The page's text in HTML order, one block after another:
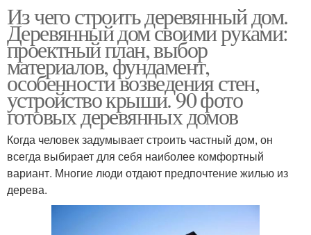
Из чего строить деревянный дом.
Деревянный дом своими руками:
проектный план, выбор
материалов, фундамент,
особенности возведения стен,
устройство крыши. 90 фото
готовых деревянных домов
Когда человек задумывает строить частный дом, он
всегда выбирает для себя наиболее комфортный
вариант. Многие люди отдают предпочтение жилью из
дерева.